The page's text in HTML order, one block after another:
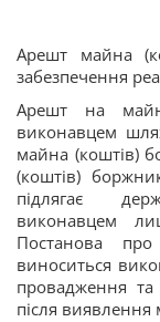
Арешт майна
забезпечення
Арешт на
виконавцем
майна (коштів)
(коштів)
підлягає
виконавцем
Постанова
виноситься
провадження та
після виявлення